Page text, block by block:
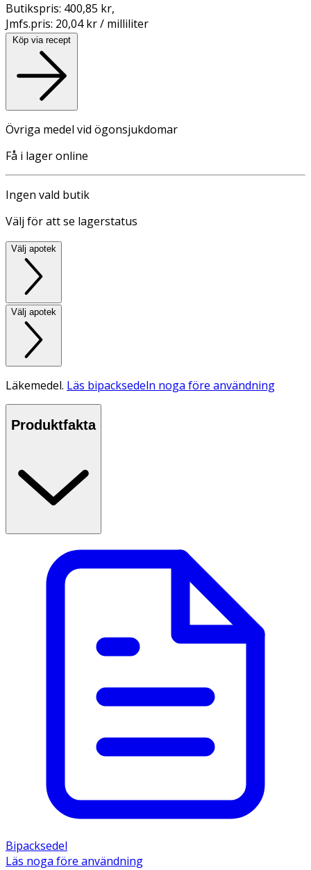
Butikspris: 400,85 kr,
Jmfs.pris: 20,04 kr / milliliter
Köp via recept
Övriga medel vid ögonsjukdomar
Få i lager online
Ingen vald butik
Välj för att se lagerstatus
Välj apotek
Välj apotek
Läkemedel. Läs bipacksedeln noga före användning
Produktfakta
Bipacksedel
Läs noga före användning